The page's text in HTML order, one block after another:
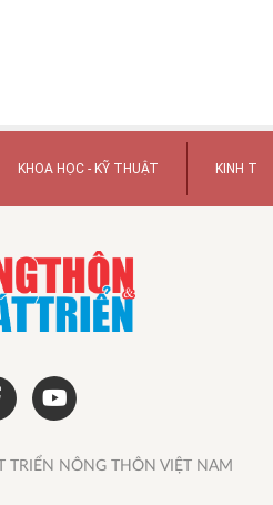
KHOA HỌC - KỸ THUẬT KINH TẾ
TRIỂN NÔNG THÔN VIỆT NAM